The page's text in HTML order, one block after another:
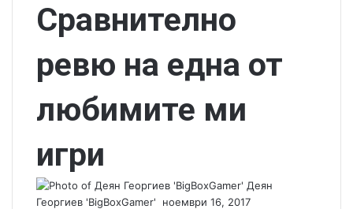
Сравнително
ревю на една от
любимите ми
игри
Деян
Георгиев 'BigBoxGamer'
S
ноември 16, 2017